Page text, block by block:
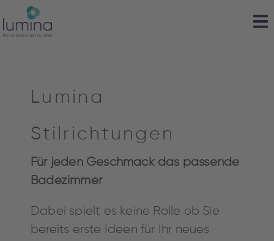
Lumina
Stilrichtungen
Für jeden Geschmack das passende
Badezimmer
Dabei spielt es keine Rolle ob Sie
bereits erste Ideen für Ihr neues